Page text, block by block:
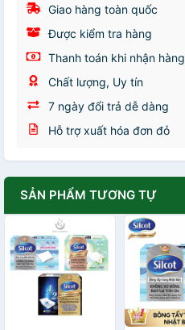
Giao hàng toàn quốc
Được kiểm tra hàng
Thanh toán khi nhận hàng
Chất lượng, Uy tín
7 ngày đổi trả dễ dàng
Hỗ trợ xuất hóa đơn đỏ
SẢN PHẨM TƯƠNG TỰ